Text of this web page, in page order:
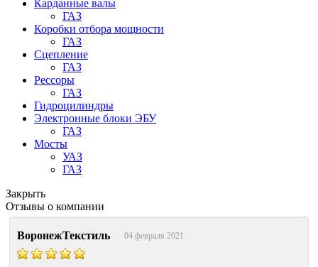
Карданные валы
ГАЗ
Коробки отбора мощности
ГАЗ
Сцепление
ГАЗ
Рессоры
ГАЗ
Гидроцилиндры
Электронные блоки ЭБУ
ГАЗ
Мосты
УАЗ
ГАЗ
Закрыть
Отзывы о компании
ВоронежТекстиль 04 февраля 2021